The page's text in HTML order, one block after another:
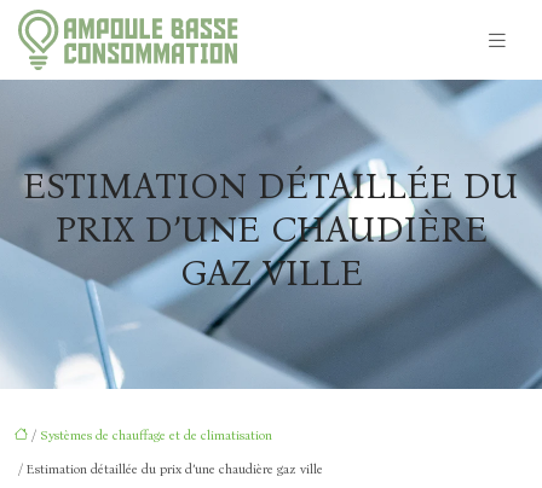
ESTIMATION DÉTAILLÉE DU
PRIX D’UNE CHAUDIÈRE
GAZ VILLE
/ Systèmes de chauffage et de climatisation
/ Estimation détaillée du prix d’une chaudière gaz ville